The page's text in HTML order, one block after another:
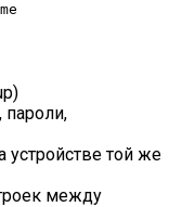
устройстве той же
между